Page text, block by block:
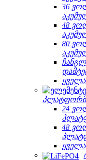
36
48
80
24
48